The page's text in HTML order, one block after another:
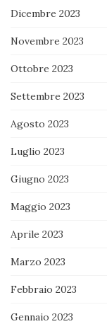
Dicembre 2023
Novembre 2023
Ottobre 2023
Settembre 2023
Agosto 2023
Luglio 2023
Giugno 2023
Maggio 2023
Aprile 2023
Marzo 2023
Febbraio 2023
Gennaio 2023